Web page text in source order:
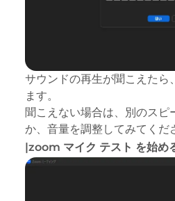
サウンドの再生が聞こえたら
ます。
聞こえない場合は、別のスピ
か、音量を調整してみてくだ
|zoom マイク テスト を始め